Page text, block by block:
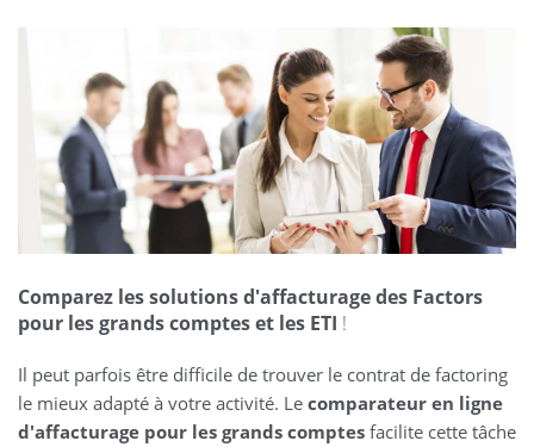
Comparez les solutions d'affacturage des Factors
pour les grands comptes et les ETI !
Il peut parfois être difficile de trouver le contrat de factoring
le mieux adapté à votre activité. Le comparateur en ligne
d'affacturage pour les grands comptes facilite cette tâche